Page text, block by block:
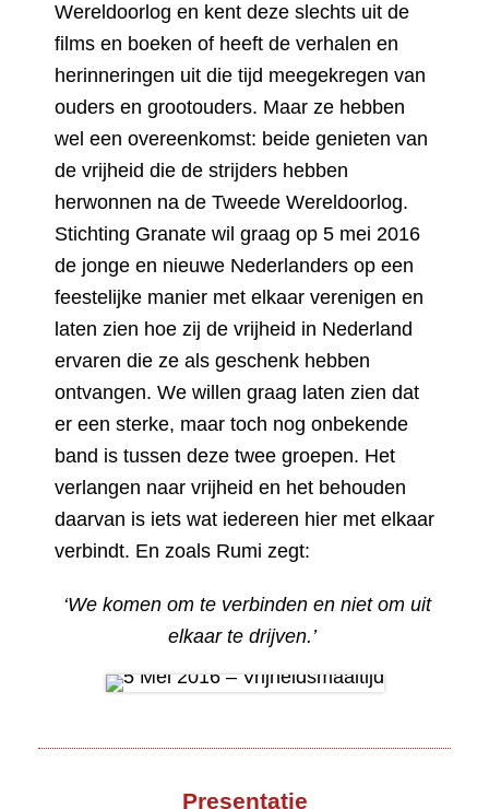
Wereldoorlog en kent deze slechts uit de
films en boeken of heeft de verhalen en
herinneringen uit die tijd meegekregen van
ouders en grootouders. Maar ze hebben
wel een overeenkomst: beide genieten van
de vrijheid die de strijders hebben
herwonnen na de Tweede Wereldoorlog.
Stichting Granate wil graag op 5 mei 2016
de jonge en nieuwe Nederlanders op een
feestelijke manier met elkaar verenigen en
laten zien hoe zij de vrijheid in Nederland
ervaren die ze als geschenk hebben
ontvangen. We willen graag laten zien dat
er een sterke, maar toch nog onbekende
band is tussen deze twee groepen. Het
verlangen naar vrijheid en het behouden
daarvan is iets wat iedereen hier met elkaar
verbindt. En zoals Rumi zegt:
‘We komen om te verbinden en niet om uit
elkaar te drijven.’
Presentatie